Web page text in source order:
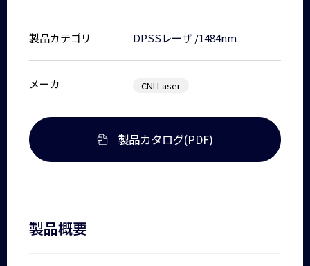
製品カテゴリ DPSSレーザ /1484nm
メーカ CNI Laser
製品カタログ(PDF)
製品概要